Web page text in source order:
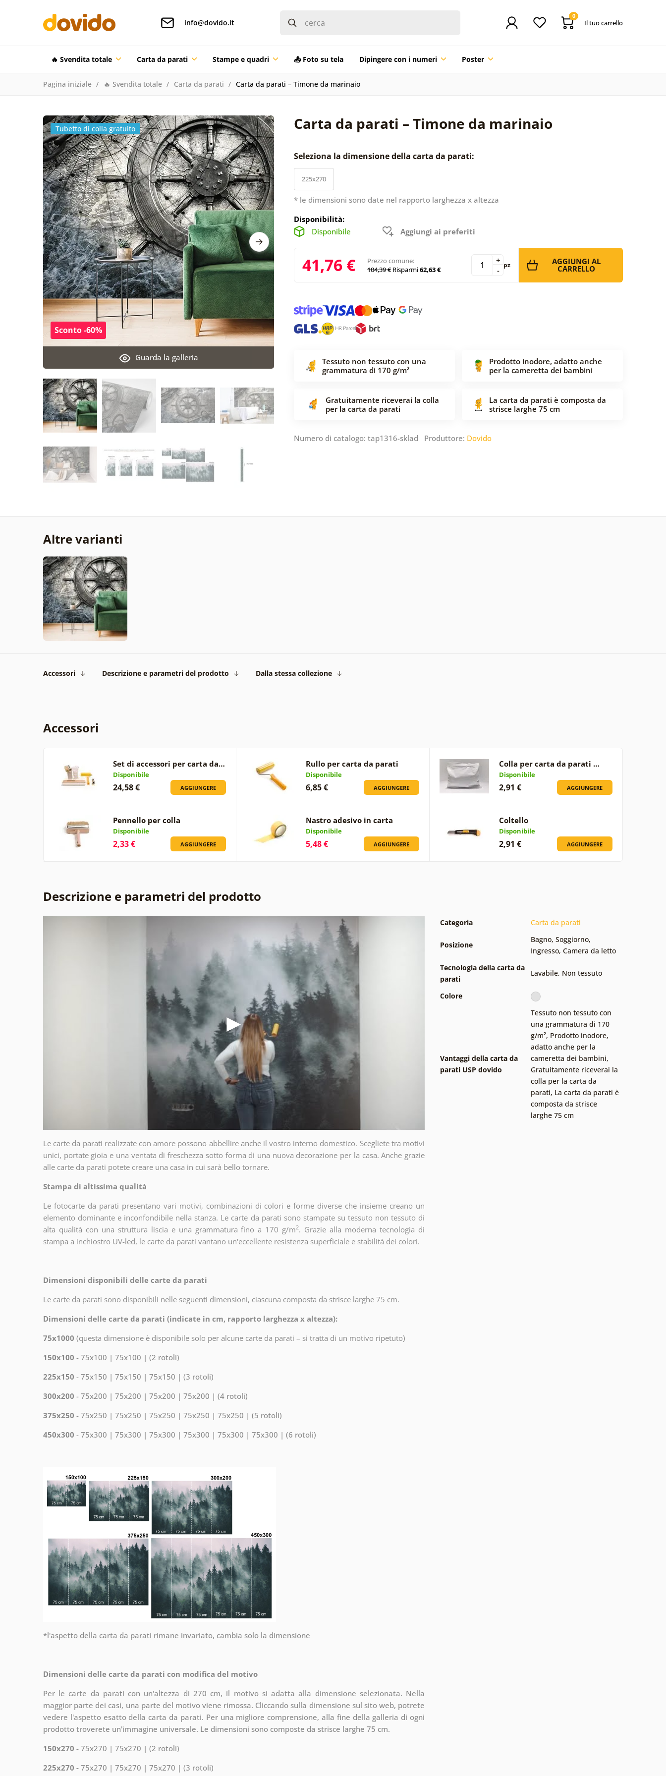
info@dovido.it
0
Il tuo carrello
🔥 Svendita totale Carta da parati Stampe e quadri 📤 Foto su tela Dipingere con i numeri Poster
Pagina iniziale 🔥 Svendita totale Carta da parati Carta da parati – Timone da marinaio
Carta da parati – Timone da marinaio
Guarda la galleria
Sconto -60%
Tubetto di colla gratuito
Seleziona la dimensione della carta da parati:
225x270
* le dimensioni sono date nel rapporto larghezza x altezza
Disponibilità:
Disponibile
Aggiungi ai preferiti
41,76 €
Prezzo comune:
104,39 € Risparmi62,63 € -
+ pz AGGIUNGI AL
CARRELLO
Tessuto non tessuto con una
grammatura di 170 g/m²
Prodotto inodore, adatto anche
per la cameretta dei bambini
Gratuitamente riceverai la colla
per la carta da parati
La carta da parati è composta da
strisce larghe 75 cm
Numero di catalogo: tap1316-sklad Produttore: Dovido
Altre varianti
Accessori Descrizione e parametri del prodotto Dalla stessa collezione
Accessori
Set di accessori per carta da…
Disponibile
24,58 € AGGIUNGERE
Rullo per carta da parati
Disponibile
6,85 € AGGIUNGERE
Colla per carta da parati …
Disponibile
2,91 € AGGIUNGERE
Pennello per colla
Disponibile
2,33 € AGGIUNGERE
Nastro adesivo in carta
Disponibile
5,48 € AGGIUNGERE
Coltello
Disponibile
2,91 € AGGIUNGERE
Descrizione e parametri del prodotto
Le carte da parati realizzate con amore possono abbellire anche il vostro interno domestico. Scegliete tra motivi
unici, portate gioia e una ventata di freschezza sotto forma di una nuova decorazione per la casa. Anche grazie
alle carte da parati potete creare una casa in cui sarà bello tornare.
Stampa di altissima qualità
Le fotocarte da parati presentano vari motivi, combinazioni di colori e forme diverse che insieme creano un
elemento dominante e inconfondibile nella stanza. Le carte da parati sono stampate su tessuto non tessuto di
alta qualità con una struttura liscia e una grammatura fino a 170 g/m2. Grazie alla moderna tecnologia di
stampa a inchiostro UV-led, le carte da parati vantano un'eccellente resistenza superficiale e stabilità dei colori.
Dimensioni disponibili delle carte da parati
Le carte da parati sono disponibili nelle seguenti dimensioni, ciascuna composta da strisce larghe 75 cm.
Dimensioni delle carte da parati (indicate in cm, rapporto larghezza x altezza):
75x1000 (questa dimensione è disponibile solo per alcune carte da parati – si tratta di un motivo ripetuto)
150x100 - 75x100 | 75x100 | (2 rotoli)
225x150 - 75x150 | 75x150 | 75x150 | (3 rotoli)
300x200 - 75x200 | 75x200 | 75x200 | 75x200 | (4 rotoli)
375x250 - 75x250 | 75x250 | 75x250 | 75x250 | 75x250 | (5 rotoli)
450x300 - 75x300 | 75x300 | 75x300 | 75x300 | 75x300 | 75x300 | (6 rotoli)
*l'aspetto della carta da parati rimane invariato, cambia solo la dimensione
Dimensioni delle carte da parati con modifica del motivo
Per le carte da parati con un'altezza di 270 cm, il motivo si adatta alla dimensione selezionata. Nella
maggior parte dei casi, una parte del motivo viene rimossa. Cliccando sulla dimensione sul sito web, potrete
vedere l'aspetto esatto della carta da parati. Per una migliore comprensione, alla fine della galleria di ogni
prodotto troverete un'immagine universale. Le dimensioni sono composte da strisce larghe 75 cm.
150x270 - 75x270 | 75x270 | (2 rotoli)
225x270 - 75x270 | 75x270 | 75x270 | (3 rotoli)
Categoria Carta da parati
Posizione
Bagno, Soggiorno,
Ingresso, Camera da letto
Tecnologia della carta da
parati
Lavabile, Non tessuto
Colore
Vantaggi della carta da
parati USP dovido
Tessuto non tessuto con
una grammatura di 170
g/m², Prodotto inodore,
adatto anche per la
cameretta dei bambini,
Gratuitamente riceverai la
colla per la carta da
parati, La carta da parati è
composta da strisce
larghe 75 cm